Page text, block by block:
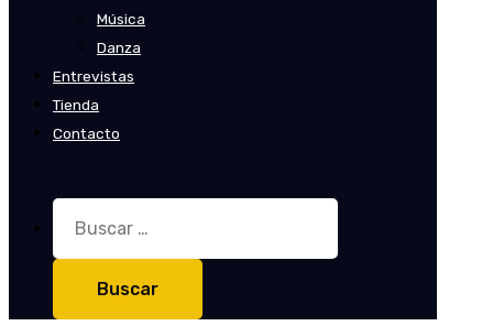
Música
Danza
Entrevistas
Tienda
Contacto
Buscar: